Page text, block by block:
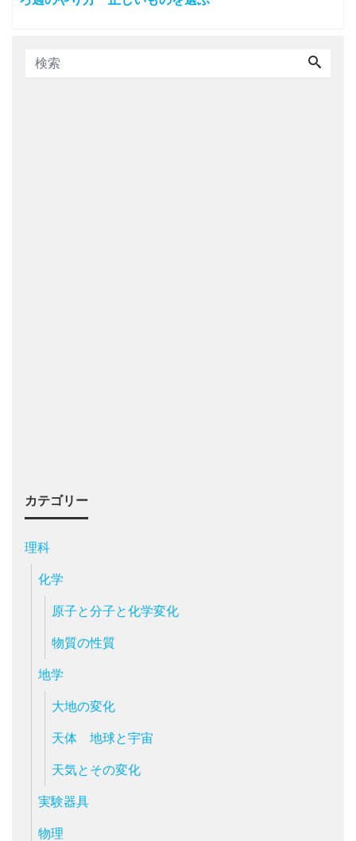
カテゴリー
理科
化学
原子と分子と化学変化
物質の性質
地学
大地の変化
天体 地球と宇宙
天気とその変化
実験器具
物理